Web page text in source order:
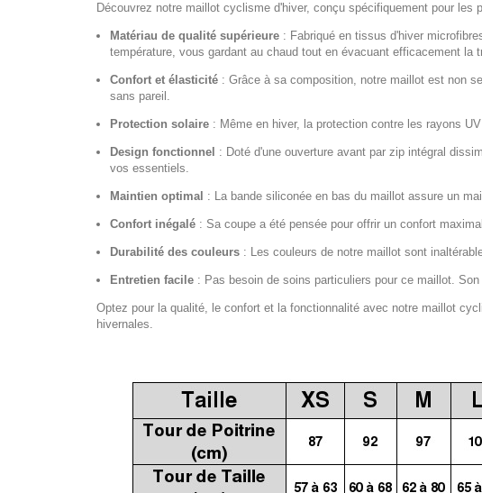
Découvrez notre maillot cyclisme d'hiver, conçu spécifiquement pour
Matériau de qualité supérieure : Fabriqué en tissus d'hiver
température, vous gardant au chaud tout en évacuant efficacement la
Confort et élasticité : Grâce à sa composition, notre maillot est non
sans pareil.
Protection solaire : Même en hiver, la protection contre les rayons
Design fonctionnel : Doté d'une ouverture avant par zip intégral
vos essentiels.
Maintien optimal : La bande siliconée en bas du maillot assure un
Confort inégalé : Sa coupe a été pensée pour offrir un confort
Durabilité des couleurs : Les couleurs de notre maillot sont
Entretien facile : Pas besoin de soins particuliers pour ce maillot.
Optez pour la qualité, le confort et la fonctionnalité avec notre maillot
hivernales.